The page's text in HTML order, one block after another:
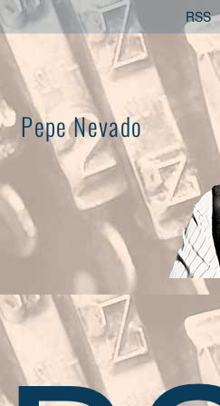
Saltar
al
contenido
RSS
Pepe Nevado